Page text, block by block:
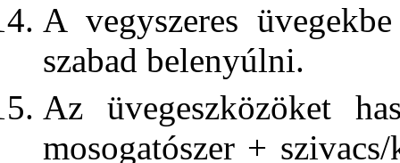
A vegyszeres
szabad belenyúlni.
Az üvegeszközöket
mosogatószer +